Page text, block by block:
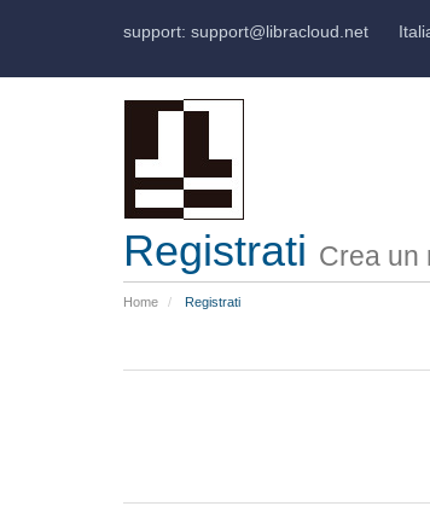
support: support@libracloud.net
Registrati Crea un
Home Registrati